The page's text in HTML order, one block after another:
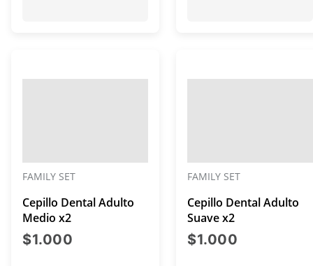
FAMILY SET
Cepillo Dental Adulto
Medio x2
$1.000 precio actual $1.000
FAMILY SET
Cepillo Dental Adulto
Suave x2
$1.000